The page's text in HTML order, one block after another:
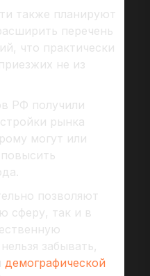
также планируют
перечень
что практически
не из
РФ получили
рынка
могут или
позволяют
сферу, так и в
забывать,
демографической